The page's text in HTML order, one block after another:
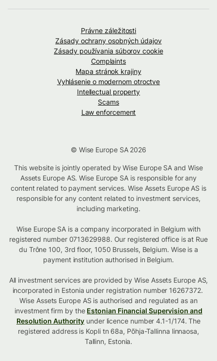
Právne záležitosti
Zásady ochrany osobných údajov
Zásady používania súborov cookie
Complaints
Mapa stránok krajiny
Vyhlásenie o modernom otroctve
Intellectual property
Scams
Law enforcement
© Wise Europe SA 2026
This website is jointly operated by Wise Europe SA and Wise
Assets Europe AS. Wise Europe SA is responsible for any
content related to payment services. Wise Assets Europe AS is
responsible for any content related to investment services,
including marketing.
Wise Europe SA is a company incorporated in Belgium with
registered number 0713629988. Our registered office is at Rue
du Trône 100, 3rd floor, 1050 Brussels, Belgium. Wise is a
payment institution authorised in Belgium.
All investment services are provided by Wise Assets Europe AS,
incorporated in Estonia under registration number 16267372.
Wise Assets Europe AS is authorised and regulated as an
investment firm by the Estonian Financial Supervision and
Resolution Authority under licence number 4.1-1/174. The
registered address is Kopli tn 68a, Põhja-Tallinna linnaosa,
Tallinn, Estonia.